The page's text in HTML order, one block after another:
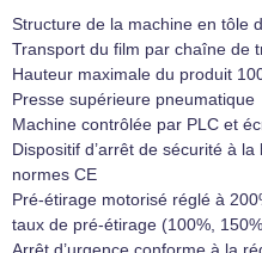
Structure de la machine en tôle
Transport du film par chaîne de
Hauteur maximale du produit
Presse supérieure pneumatique
Machine contrôlée par PLC et
Dispositif d’arrêt de sécurité à
normes CE
Pré-étirage motorisé réglé à
taux de pré-étirage (100%,